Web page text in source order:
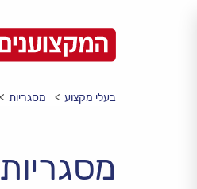
בעלי מקצוע מסגריות
מסגריות